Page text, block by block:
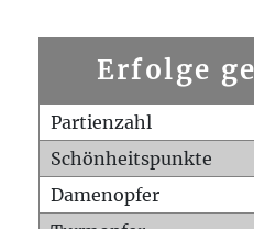
Erfolge
Partienzahl
Schönheitspunkte
Damenopfer